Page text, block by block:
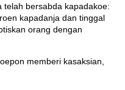
telah bersabda kapadakoe:
kapadanja dan tinggal
orang dengan
memberi kasaksian,